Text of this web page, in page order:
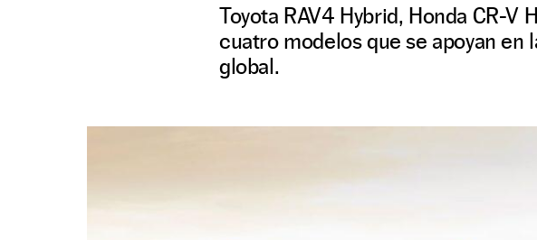
Toyota RAV4 Hybrid, Honda CR-V
cuatro modelos que se apoyan
global.